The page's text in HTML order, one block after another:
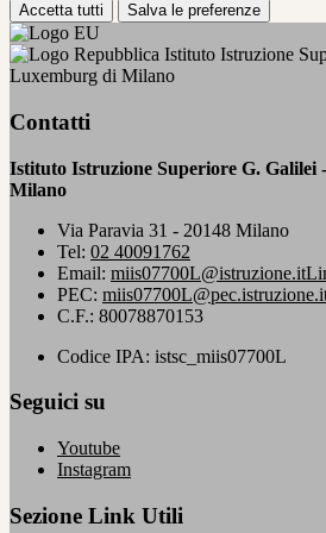
Accetta tutti Salva le preferenze
Istituto Istruzione
Luxemburg di Milano
Contatti
Istituto Istruzione Superiore G. Galilei
Milano
Via Paravia 31 - 20148 Milano
Tel: 02 40091762
Email: miis07700L@istruzione.it
PEC:
C.F.: 80078870153
Codice IPA: istsc_miis07700L
Seguici su
Youtube
Instagram
Sezione Link Utili